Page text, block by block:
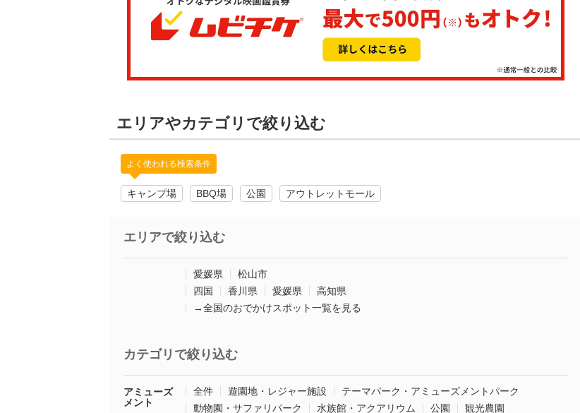
エリアやカテゴリで絞り込む
よく使われる検索条件
キャンプ場 BBQ場 公園 アウトレットモール
エリアで絞り込む
愛媛県
松山市
四国
香川県 愛媛県
高知県
→全国のおでかけスポット一覧を見る
カテゴリで絞り込む
アミューズ
メント
全件 遊園地・レジャー施設
テーマパーク・アミューズメントパーク
動物園・サファリパーク
水族館・アクアリウム 公園
観光農園